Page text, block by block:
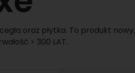
oraz płytka. To produkt
> 300 LAT.